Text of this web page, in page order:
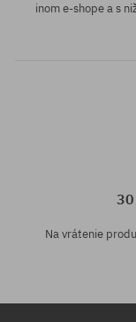
inom e-shope a s
Na vrátenie